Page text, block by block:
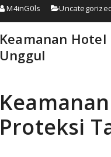
M4inG0ls
Keamanan
Unggul
Proteksi